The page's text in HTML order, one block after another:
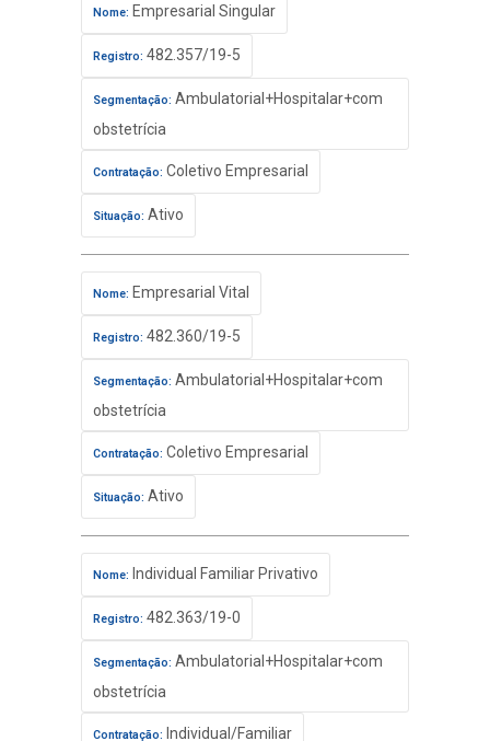
Nome: Empresarial Singular
Registro: 482.357/19-5
Segmentação: Ambulatorial+Hospitalar+com
obstetrícia
Contratação: Coletivo Empresarial
Situação: Ativo
Nome: Empresarial Vital
Registro: 482.360/19-5
Segmentação: Ambulatorial+Hospitalar+com
obstetrícia
Contratação: Coletivo Empresarial
Situação: Ativo
Nome: Individual Familiar Privativo
Registro: 482.363/19-0
Segmentação: Ambulatorial+Hospitalar+com
obstetrícia
Contratação: Individual/Familiar